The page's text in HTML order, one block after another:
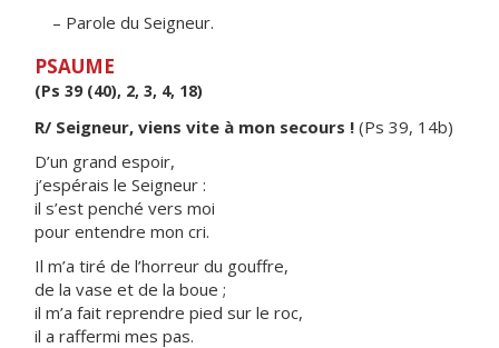
– Parole du Seigneur.
PSAUME
(Ps 39 (40), 2, 3, 4, 18)
R/ Seigneur, viens vite à mon secours ! (Ps 39, 14b)
D’un grand espoir,
j’espérais le Seigneur :
il s’est penché vers moi
pour entendre mon cri.
Il m’a tiré de l’horreur du gouffre,
de la vase et de la boue ;
il m’a fait reprendre pied sur le roc,
il a raffermi mes pas.